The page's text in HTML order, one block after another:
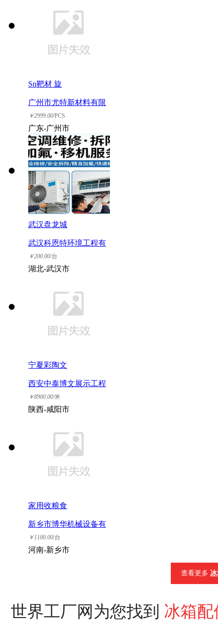
Sn靶材 旋
广州市尤特新材料有限
公司
￥2999.00/PCS
广东-广州市
武汉盘龙城
武汉科恩特环境工程有
限公司
￥200.00/台
湖北-武汉市
宁夏彩陶文
西安中泰博文展示工程
有限公司
￥8900.00/米
陕西-咸阳市
家用收粮食
新乡市博华机械设备有
限公司
￥1100.00/台
河南-新乡市
查看更多
世界工厂网为您找到 冰箱